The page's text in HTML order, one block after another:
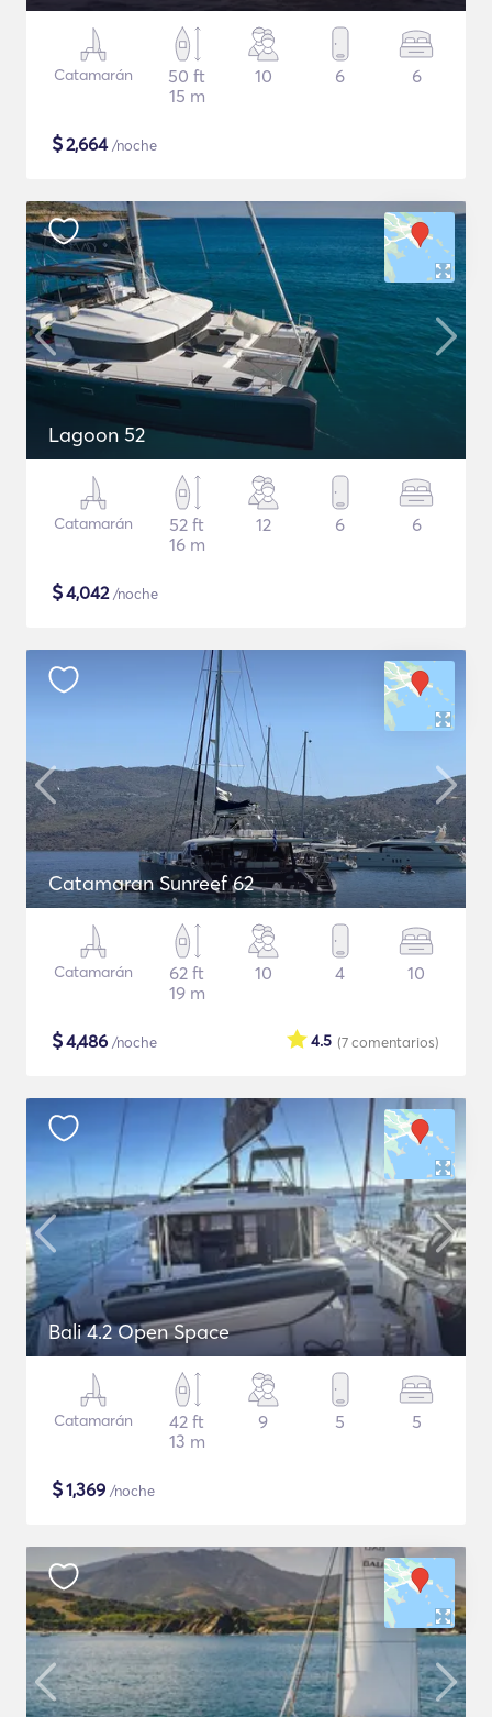
Catamarán
50 ft
15 m
10 6 6
$2,664/noche
Lagoon 52
Catamarán
52 ft
16 m
12 6 6
$4,042/noche
Catamaran Sunreef 62
Catamarán
62 ft
19 m
10 4 10
$4,486 /noche (7comentarios)
4.5
Bali 4.2 Open Space
Catamarán
42 ft
13 m
9 5 5
$1,369 /noche